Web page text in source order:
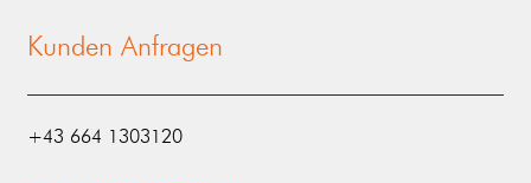
Kunden Anfragen
‭+43 664 1303120‬